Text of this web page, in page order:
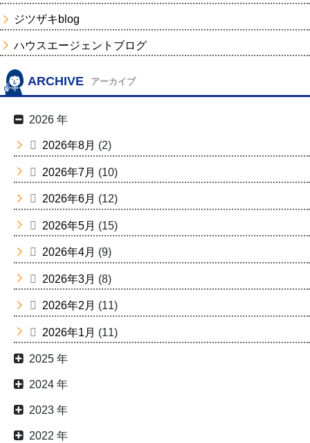
ジツザキblog
ハウスエージェントブログ
ARCHIVE アーカイブ
2026 年
2026年8月 (2)
2026年7月 (10)
2026年6月 (12)
2026年5月 (15)
2026年4月 (9)
2026年3月 (8)
2026年2月 (11)
2026年1月 (11)
2025 年
2024 年
2023 年
2022 年